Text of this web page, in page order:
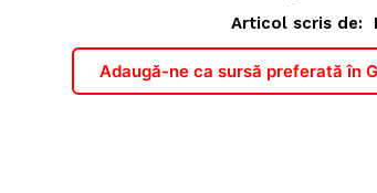
Articol scris de:
Adaugă-ne ca sursă preferată în